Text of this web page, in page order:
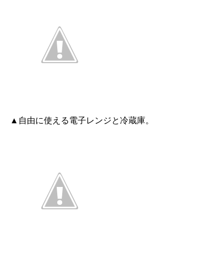
▲自由に使える電子レンジと冷蔵庫。